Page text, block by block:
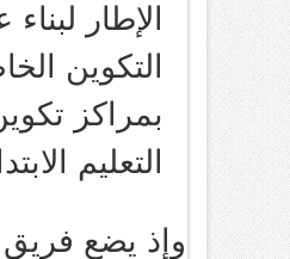
الإطار
التكوين
بمراكز
التعليم
وإذ يضع فريق